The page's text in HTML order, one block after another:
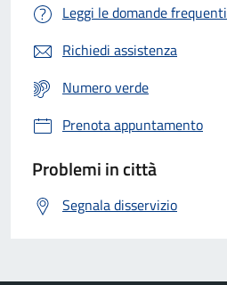
Leggi le domande frequenti
Richiedi assistenza
Numero verde
Prenota appuntamento
Problemi in città
Segnala disservizio